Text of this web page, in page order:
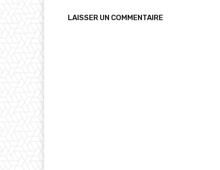
LAISSER UN COMMENTAIRE